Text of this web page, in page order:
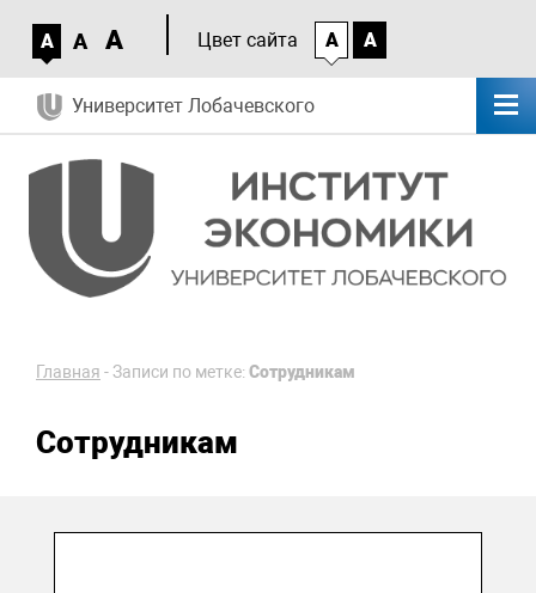
A A A Цвет сайта A A
Университет Лобачевского
Главная -Записи по метке: Сотрудникам
Сотрудникам